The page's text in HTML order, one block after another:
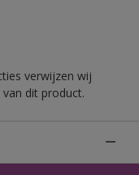
verwijzen wij
dit product.